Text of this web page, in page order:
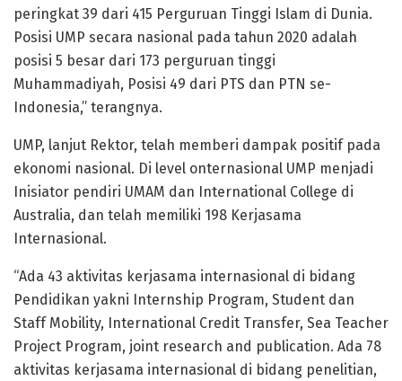
peringkat 39 dari 415 Perguruan Tinggi Islam di Dunia.
Posisi UMP secara nasional pada tahun 2020 adalah
posisi 5 besar dari 173 perguruan tinggi
Muhammadiyah, Posisi 49 dari PTS dan PTN se-
Indonesia,” terangnya.
UMP, lanjut Rektor, telah memberi dampak positif pada
ekonomi nasional. Di level onternasional UMP menjadi
Inisiator pendiri UMAM dan International College di
Australia, dan telah memiliki 198 Kerjasama
Internasional.
“Ada 43 aktivitas kerjasama internasional di bidang
Pendidikan yakni Internship Program, Student dan
Staff Mobility, International Credit Transfer, Sea Teacher
Project Program, joint research and publication. Ada 78
aktivitas kerjasama internasional di bidang penelitian,